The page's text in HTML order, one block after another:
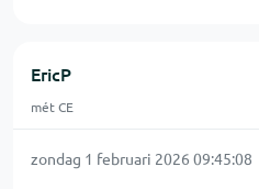
EricP
mét CE
zondag 1 februari 2026 09:45:08